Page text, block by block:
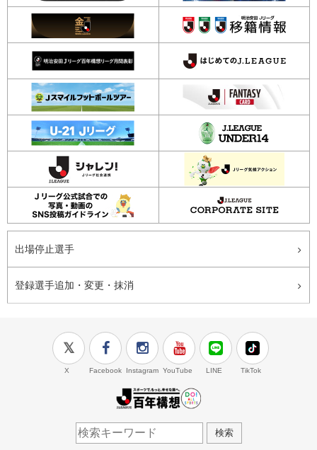
出場停止選手
登録選手追加・変更・抹消
X Facebook Instagram YouTube LINE TikTok
検索